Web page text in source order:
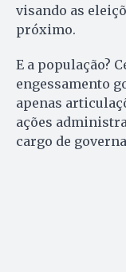
visando as
próximo.
E a população?
engessamento
apenas
ações
cargo de